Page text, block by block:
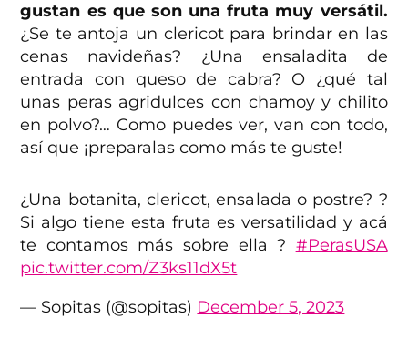
gustan es que son una fruta muy versátil.
¿Se te antoja un clericot para brindar en las
cenas navideñas? ¿Una ensaladita de
entrada con queso de cabra? O ¿qué tal
unas peras agridulces con chamoy y chilito
en polvo?… Como puedes ver, van con todo,
así que ¡preparalas como más te guste!
¿Una botanita, clericot, ensalada o postre? ?
Si algo tiene esta fruta es versatilidad y acá
te contamos más sobre ella ? #PerasUSA
pic.twitter.com/Z3ks11dX5t
— Sopitas (@sopitas) December 5, 2023